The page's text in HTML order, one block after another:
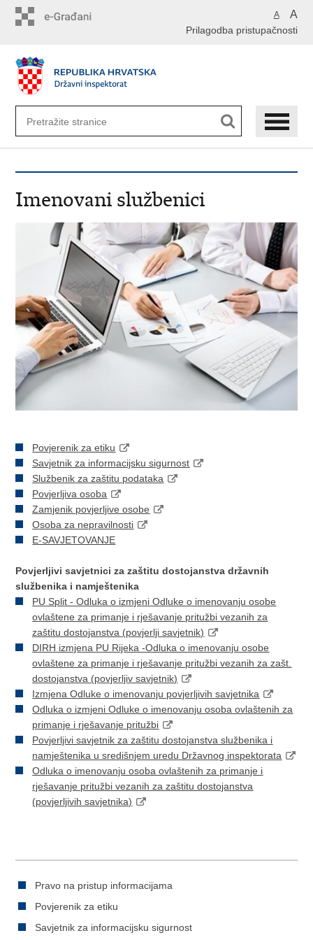
A A
Prilagodba pristupačnosti
Imenovani službenici
Povjerenik za etiku
Savjetnik za informacijsku sigurnost
Službenik za zaštitu podataka
Povjerljiva osoba
Zamjenik povjerljive osobe
Osoba za nepravilnosti
E-SAVJETOVANJE
Povjerljivi savjetnici za zaštitu dostojanstva državnih
službenika i namještenika
PU Split - Odluka o izmjeni Odluke o imenovanju osobe
ovlaštene za primanje i rješavanje pritužbi vezanih za
zaštitu dostojanstva (povjerlji savjetnik)
DIRH izmjena PU Rijeka -Odluka o imenovanju osobe
ovlaštene za primanje i rješavanje pritužbi vezanih za zašt.
dostojanstva (povjerljiv savjetnik)
Izmjena Odluke o imenovanju povjerljivih savjetnika
Odluka o izmjeni Odluke o imenovanju osoba ovlaštenih za
primanje i rješavanje pritužbi
Povjerljivi savjetnik za zaštitu dostojanstva službenika i
namještenika u središnjem uredu Državnog inspektorata
Odluka o imenovanju osoba ovlaštenih za primanje i
rješavanje pritužbi vezanih za zaštitu dostojanstva
(povjerljivih savjetnika)
Pravo na pristup informacijama
Povjerenik za etiku
Savjetnik za informacijsku sigurnost